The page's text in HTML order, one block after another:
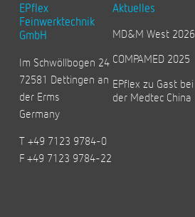
EPflex
Feinwerktechnik
GmbH
Im Schwöllbogen 24
72581 Dettingen an
der Erms
Germany
T +49 7123 9784-0
F +49 7123 9784-22
Aktuelles
MD&M West 2026
COMPAMED 2025
EPflex zu Gast bei
der Medtec China